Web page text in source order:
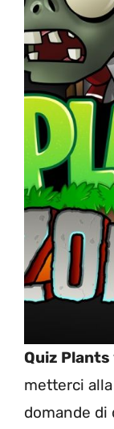
Quiz Plants
metterci
domande di